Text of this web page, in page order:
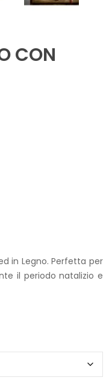
CON
in Legno. Perfetta per
il periodo natalizio e